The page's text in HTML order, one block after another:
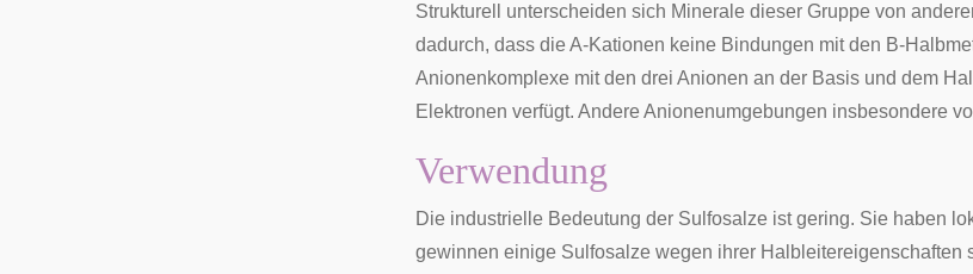
Strukturell unterscheiden sich Minerale dieser Gruppe von
dadurch, dass die A-Kationen keine Bindungen mit den B-
Anionenkomplexe mit den drei Anionen an der Basis und dem
Elektronen verfügt. Andere Anionenumgebungen insbesondere
Verwendung
Die industrielle Bedeutung der Sulfosalze ist gering. Sie haben
gewinnen einige Sulfosalze wegen ihrer